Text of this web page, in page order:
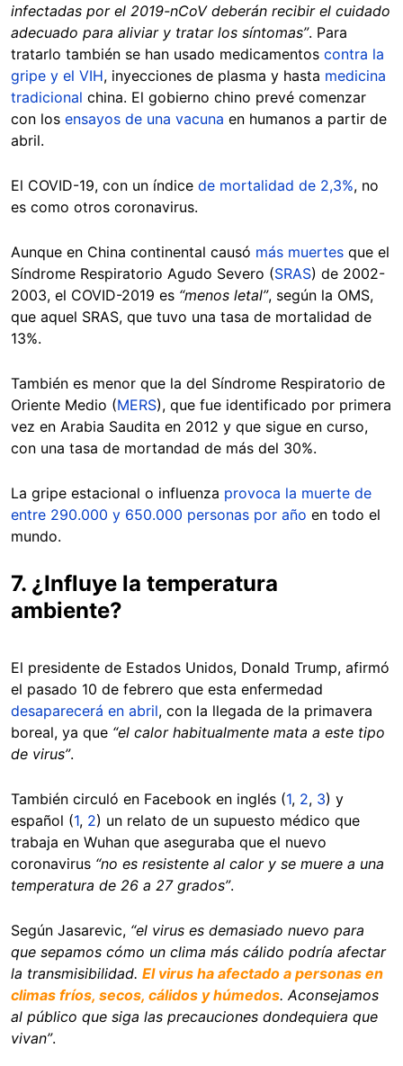
infectadas por el 2019-nCoV deberán recibir el cuidado
adecuado para aliviar y tratar los síntomas”. Para
tratarlo también se han usado medicamentos contra la
gripe y el VIH, inyecciones de plasma y hasta medicina
tradicional china. El gobierno chino prevé comenzar
con los ensayos de una vacuna en humanos a partir de
abril.
El COVID-19, con un índice de mortalidad de 2,3%, no
es como otros coronavirus.
Aunque en China continental causó más muertes que el
Síndrome Respiratorio Agudo Severo (SRAS) de 2002-
2003, el COVID-2019 es “menos letal”, según la OMS,
que aquel SRAS, que tuvo una tasa de mortalidad de
13%.
También es menor que la del Síndrome Respiratorio de
Oriente Medio (MERS), que fue identificado por primera
vez en Arabia Saudita en 2012 y que sigue en curso,
con una tasa de mortandad de más del 30%.
La gripe estacional o influenza provoca la muerte de
entre 290.000 y 650.000 personas por año en todo el
mundo.
7. ¿Influye la temperatura
ambiente?
El presidente de Estados Unidos, Donald Trump, afirmó
el pasado 10 de febrero que esta enfermedad
desaparecerá en abril, con la llegada de la primavera
boreal, ya que “el calor habitualmente mata a este tipo
de virus”.
También circuló en Facebook en inglés (1, 2, 3) y
español (1, 2) un relato de un supuesto médico que
trabaja en Wuhan que aseguraba que el nuevo
coronavirus “no es resistente al calor y se muere a una
temperatura de 26 a 27 grados”.
Según Jasarevic, “el virus es demasiado nuevo para
que sepamos cómo un clima más cálido podría afectar
la transmisibilidad. El virus ha afectado a personas en
climas fríos, secos, cálidos y húmedos. Aconsejamos
al público que siga las precauciones dondequiera que
vivan”.